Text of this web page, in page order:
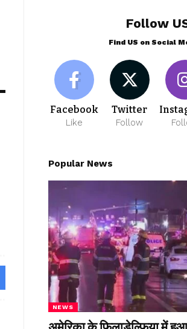
Follow
Find US on Social
Facebook
Like
Twitter
Follow
Popular News
NEWS